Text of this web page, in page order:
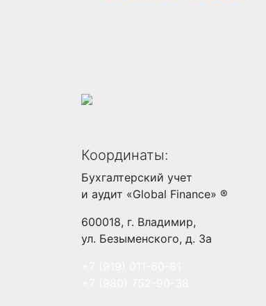
Координаты:
Бухгалтерский учет
и аудит «Global Finance» ®
600018, г. Владимир,
ул. Безыменского, д. 3а